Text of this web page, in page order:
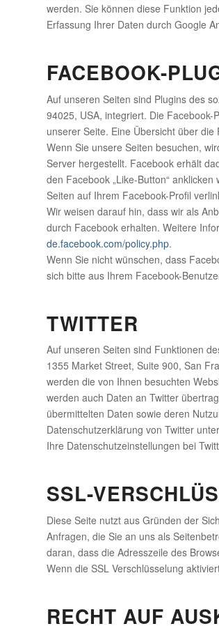
werden. Sie können diese Funktion
Erfassung Ihrer Daten durch Google
FACEBOOK-
Auf unseren Seiten sind Plugins des
94025, USA, integriert. Die Facebook-
unserer Seite. Eine Übersicht über
Wenn Sie unsere Seiten besuchen,
Server hergestellt. Facebook erhält
den Facebook „Like-Button“
Seiten auf Ihrem Facebook-Profil
Wir weisen darauf hin, dass wir als
durch Facebook erhalten. Weitere
de.facebook.com/policy.php.
Wenn Sie nicht wünschen, dass
sich bitte aus Ihrem Facebook-
TWITTER
Auf unseren Seiten sind Funktionen
1355 Market Street, Suite 900, San
werden die von Ihnen besuchten
werden auch Daten an Twitter
übermittelten Daten sowie deren
Datenschutzerklärung von Twitter unter
Ihre Datenschutzeinstellungen bei
SSL-
Diese Seite nutzt aus Gründen der
Anfragen, die Sie an uns als
daran, dass die Adresszeile des
Wenn die SSL Verschlüsselung
RECHT AUF